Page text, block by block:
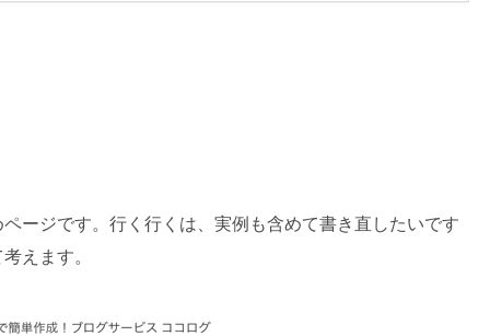
ージです。行く行くは、実例も含めて書き直したいです
えます。